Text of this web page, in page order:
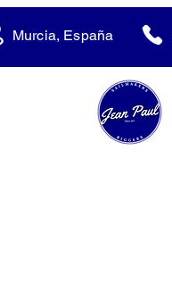
Murcia, España